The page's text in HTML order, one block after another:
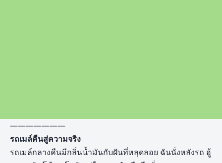
———————
รถเมล์คืนสู่ความจริง
รถเมล์กลางคืนมีกลิ่นน้ำมันกับฝันที่หลุดลอย ฉันนั่งหลังรถ ฮู้